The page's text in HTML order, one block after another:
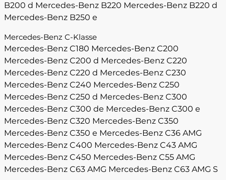
B200 d Mercedes-Benz B220 Mercedes-Benz B220 d
Mercedes-Benz B250 e
Mercedes-Benz C-Klasse
Mercedes-Benz C180 Mercedes-Benz C200
Mercedes-Benz C200 d Mercedes-Benz C220
Mercedes-Benz C220 d Mercedes-Benz C230
Mercedes-Benz C240 Mercedes-Benz C250
Mercedes-Benz C250 d Mercedes-Benz C300
Mercedes-Benz C300 de Mercedes-Benz C300 e
Mercedes-Benz C320 Mercedes-Benz C350
Mercedes-Benz C350 e Mercedes-Benz C36 AMG
Mercedes-Benz C400 Mercedes-Benz C43 AMG
Mercedes-Benz C450 Mercedes-Benz C55 AMG
Mercedes-Benz C63 AMG Mercedes-Benz C63 AMG S